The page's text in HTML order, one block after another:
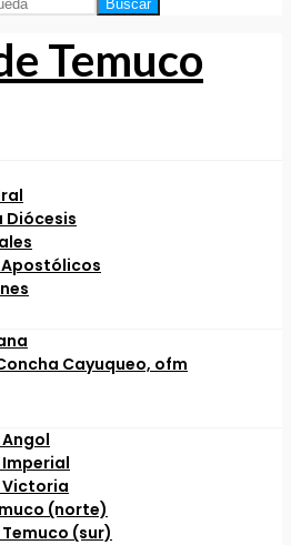
Buscar
Diócesis
Cayuqueo, ofm
(norte)
(sur)